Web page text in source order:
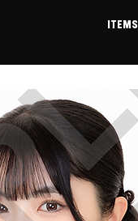
ITEMS